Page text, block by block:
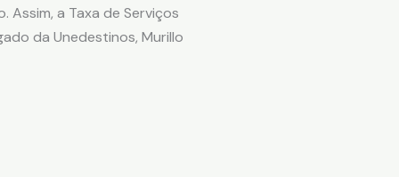
Assim, a Taxa de Serviços
da Unedestinos, Murillo